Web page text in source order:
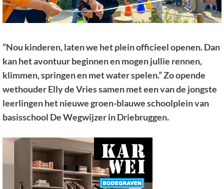
“Nou kinderen, laten we het plein officieel openen. Dan
kan het avontuur beginnen en mogen jullie rennen,
klimmen, springen en met water spelen.” Zo opende
wethouder Elly de Vries samen met een van de jongste
leerlingen het nieuwe groen-blauwe schoolplein van
basisschool De Wegwijzer in Driebruggen.